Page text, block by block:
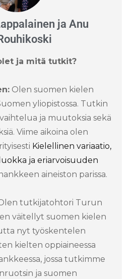
ja Anu
ja mitä tutkit?
Olen suomen kielen
yliopistossa. Tutkin
ja muutoksia sekä
Viime aikoina olen
Kielellinen variaatio,
ja eriarvoisuuden
aineiston parissa.
tutkijatohtori Turun
väitellyt suomen kielen
nyt työskentelen
kielten oppiaineessa
jossa tutkimme
ja suomen